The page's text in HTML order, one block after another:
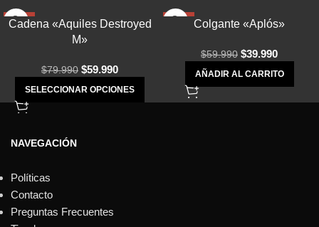
-25%
Cadena «Aquiles Destroyed
M»
$79.990 $59.990
SELECCIONAR OPCIONES
Colgante «Aplós»
$59.990 $39.990
AÑADIR AL CARRITO
NAVEGACIÓN
Políticas
Contacto
Preguntas Frecuentes